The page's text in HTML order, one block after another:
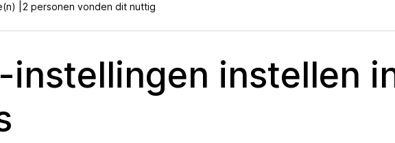
| 2 personen vonden dit nuttig
instellingen instellen